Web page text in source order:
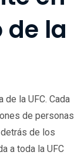
de la
de la UFC. Cada
de personas
de los
a toda la UFC